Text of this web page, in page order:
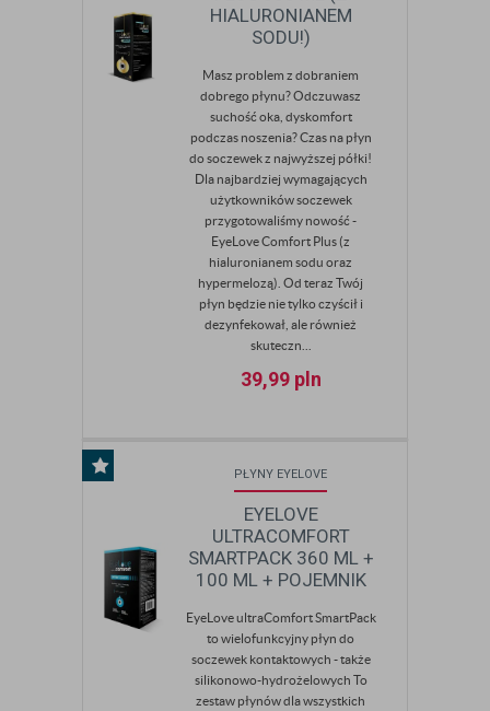
HIALURONIANEM
SODU!)
Masz problem z dobraniem
dobrego płynu? Odczuwasz
suchość oka, dyskomfort
podczas noszenia? Czas na płyn
do soczewek z najwyższej półki!
Dla najbardziej wymagających
użytkowników soczewek
przygotowaliśmy nowość -
EyeLove Comfort Plus (z
hialuronianem sodu oraz
hypermelozą). Od teraz Twój
płyn będzie nie tylko czyścił i
dezynfekował, ale również
skuteczn...
39,99 pln
PŁYNY EYELOVE
EYELOVE
ULTRACOMFORT
SMARTPACK 360 ML +
100 ML + POJEMNIK
EyeLove ultraComfort SmartPack
to wielofunkcyjny płyn do
soczewek kontaktowych - także
silikonowo-hydrożelowych To
zestaw płynów dla wszystkich